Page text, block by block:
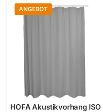
ANGEBOT
HOFA Akustikvorhang ISO